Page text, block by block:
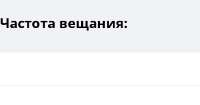
Частота вещания: